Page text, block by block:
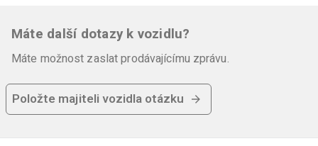
Máte další dotazy k vozidlu?
Máte možnost zaslat prodávajícímu zprávu.
Položte majiteli vozidla otázku